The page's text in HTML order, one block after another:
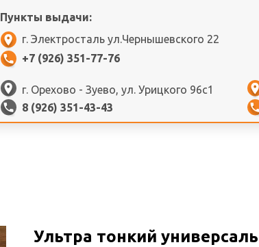
г. Орехово - Зуево, ул. Урицкого 96с1
8 (926) 351-43-43
г. Электросталь ул.Чернышевского 22
Пункты выдачи:
+7 (926) 351-77-76
Ультра тонкий